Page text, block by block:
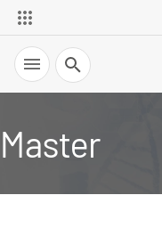
Recherche
Master